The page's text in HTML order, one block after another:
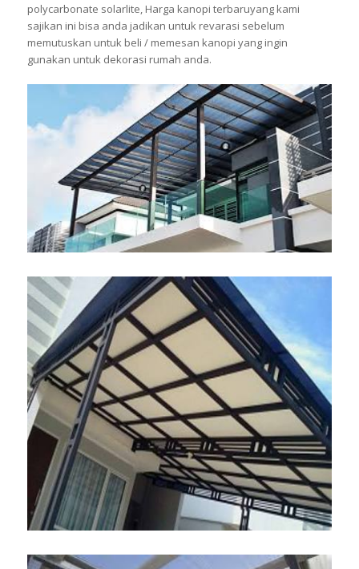
polycarbonate solarlite, Harga kanopi terbaruyang kami
sajikan ini bisa anda jadikan untuk revarasi sebelum
memutuskan untuk beli / memesan kanopi yang ingin
gunakan untuk dekorasi rumah anda.